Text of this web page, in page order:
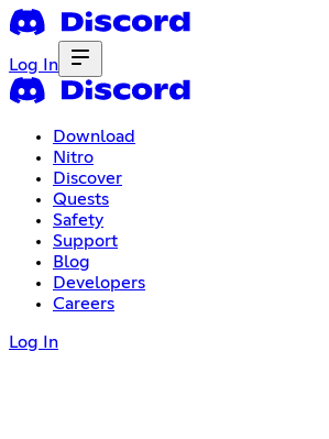
Log In
Download
Nitro
Discover
Quests
Safety
Support
Blog
Developers
Careers
Log In